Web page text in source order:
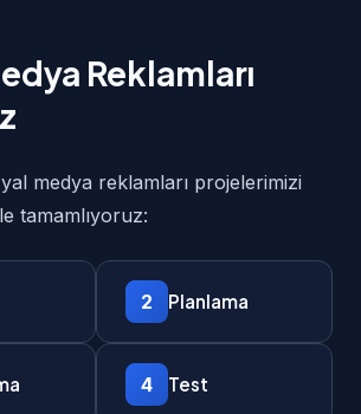
Reklamları
medya reklamları projelerimizi
tamamlıyoruz:
2 Planlama
4 Test